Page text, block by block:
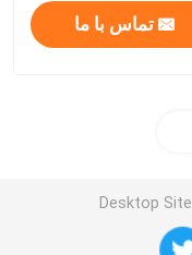
تماس با ما
Desktop Site